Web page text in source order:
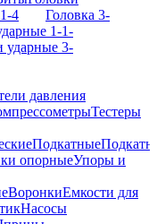
4
Головка 3-
1-1-
ударные 3-
давления
Тестеры
Подкатные
опорныеУпоры и
ВоронкиЕмкости для
Насосы